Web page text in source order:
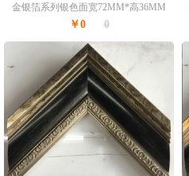
金银箔系列银色面宽72MM*高36MM
￥0 0